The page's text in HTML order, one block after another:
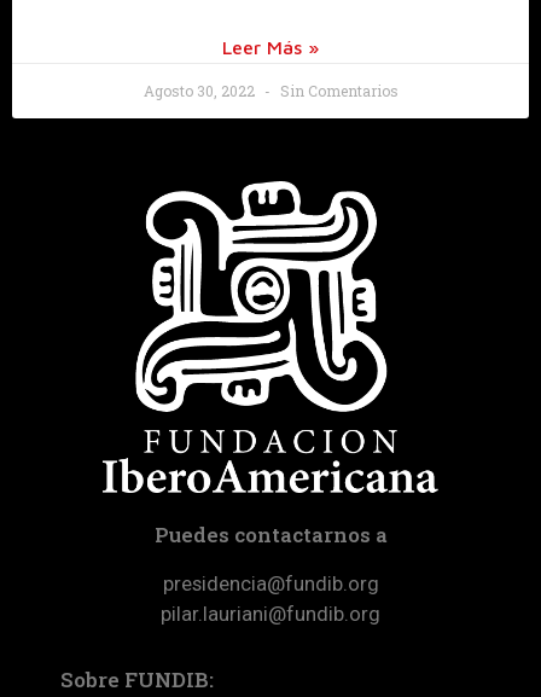
Leer Más »
Agosto 30, 2022 Sin Comentarios
Puedes contactarnos a
presidencia@fundib.org
pilar.lauriani@fundib.org
Sobre FUNDIB: